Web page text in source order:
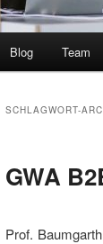
Blog Team
SCHLAGWORT-
GWA
Prof.